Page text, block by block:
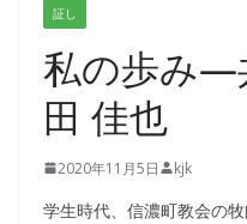
証し
私の歩み―
田 佳也
2020年11月5日 kjk
学生時代、信濃町教会の